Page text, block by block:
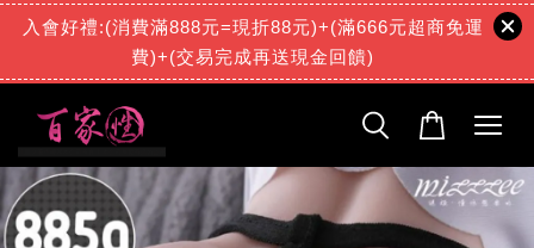
入會好禮:(消費滿888元=現折88元)+(滿666元超商免運
費)+(交易完成再送現金回饋)